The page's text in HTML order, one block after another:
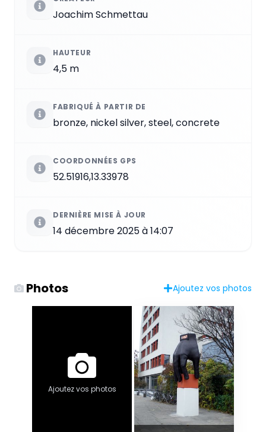
Joachim Schmettau
HAUTEUR
4,5 m
FABRIQUÉ À PARTIR DE
bronze, nickel silver, steel, concrete
COORDONNÉES GPS
52.51916,13.33978
DERNIÈRE MISE À JOUR
14 décembre 2025 à 14:07
Photos Ajoutez vos photos
Ajoutez vos photos